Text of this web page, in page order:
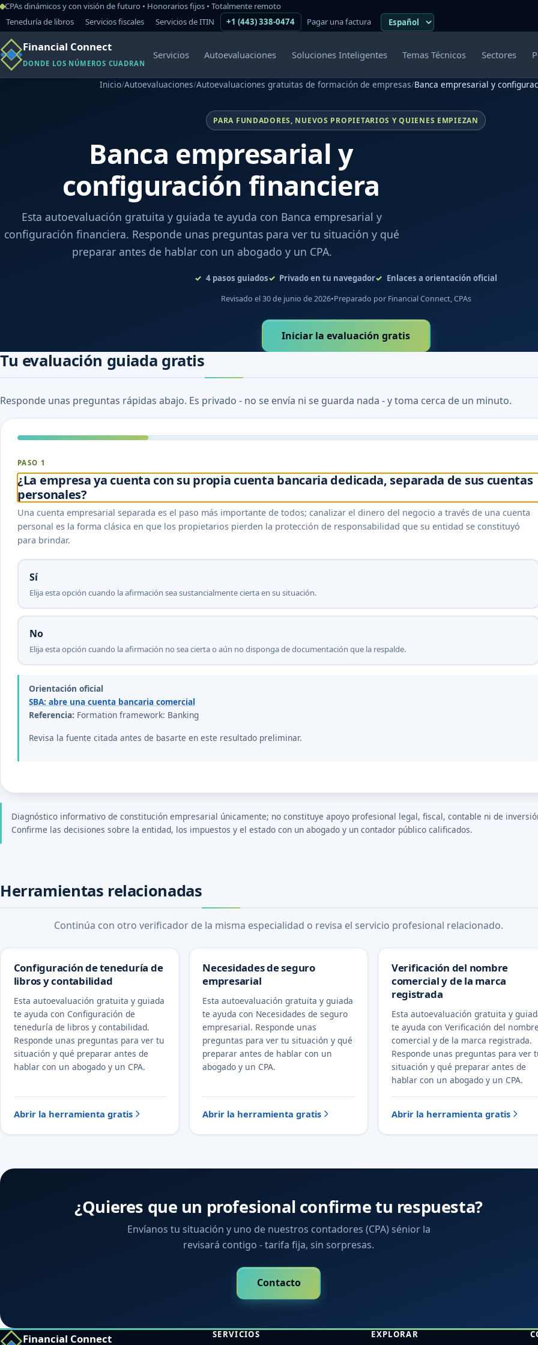
CPAs dinámicos y con visión de futuro • Honorarios fijos • Totalmente remoto
Teneduría de libros
Servicios fiscales Servicios de ITIN +1 (443) 338-0474 Pagar una factura
Financial Connect
DONDE LOS NÚMEROS CUADRAN
Servicios Autoevaluaciones Soluciones Inteligentes Temas Técnicos Sectores
Inicio/Autoevaluaciones/Autoevaluaciones gratuitas de formación de empresas/Banca empresarial y
PARA FUNDADORES, NUEVOS PROPIETARIOS Y QUIENES EMPIEZAN
Banca empresarial y
configuración financiera
Esta autoevaluación gratuita y guiada te ayuda con Banca empresarial y
configuración financiera. Responde unas preguntas para ver tu situación y qué
preparar antes de hablar con un abogado y un CPA.
4 pasos guiados Privado en tu navegador Enlaces a orientación oficial
Revisado el 30 de junio de 2026•Preparado por Financial Connect, CPAs
Iniciar la evaluación gratis
Tu evaluación guiada gratis
Responde unas preguntas rápidas abajo. Es privado - no se envía ni se guarda nada - y toma cerca de un minuto.
PASO 1
¿La empresa ya cuenta con su propia cuenta bancaria dedicada, separada de sus cuentas
personales?
Una cuenta empresarial separada es el paso más importante de todos; canalizar el dinero del negocio a través de una cuenta
personal es la forma clásica en que los propietarios pierden la protección de responsabilidad que su entidad se constituyó
para brindar.
Sí
Elija esta opción cuando la afirmación sea sustancialmente cierta en su situación.
No
Elija esta opción cuando la afirmación no sea cierta o aún no disponga de documentación que la respalde.
Orientación oficial
SBA: abre una cuenta bancaria comercial
Referencia: Formation framework: Banking
Revisa la fuente citada antes de basarte en este resultado preliminar.
Diagnóstico informativo de constitución empresarial únicamente; no constituye apoyo profesional legal, fiscal, contable ni de
Confirme las decisiones sobre la entidad, los impuestos y el estado con un abogado y un contador público calificados.
Herramientas relacionadas
Continúa con otro verificador de la misma especialidad o revisa el servicio profesional relacionado.
Configuración de teneduría de
libros y contabilidad
Esta autoevaluación gratuita y guiada
te ayuda con Configuración de
teneduría de libros y contabilidad.
Responde unas preguntas para ver tu
situación y qué preparar antes de
hablar con un abogado y un CPA.
Abrir la herramienta gratis
Necesidades de seguro
empresarial
Esta autoevaluación gratuita y guiada
te ayuda con Necesidades de seguro
empresarial. Responde unas
preguntas para ver tu situación y qué
preparar antes de hablar con un
abogado y un CPA.
Abrir la herramienta gratis
Verificación del nombre
comercial y de la marca
registrada
Esta autoevaluación gratuita y
te ayuda con Verificación del nombre
comercial y de la marca registrada.
Responde unas preguntas para ver
situación y qué preparar antes de
hablar con un abogado y un CPA.
Abrir la herramienta gratis
¿Quieres que un profesional confirme tu respuesta?
Envíanos tu situación y uno de nuestros contadores (CPA) sénior la
revisará contigo - tarifa fija, sin sorpresas.
Contacto
Financial Connect SERVICIOS EXPLORAR